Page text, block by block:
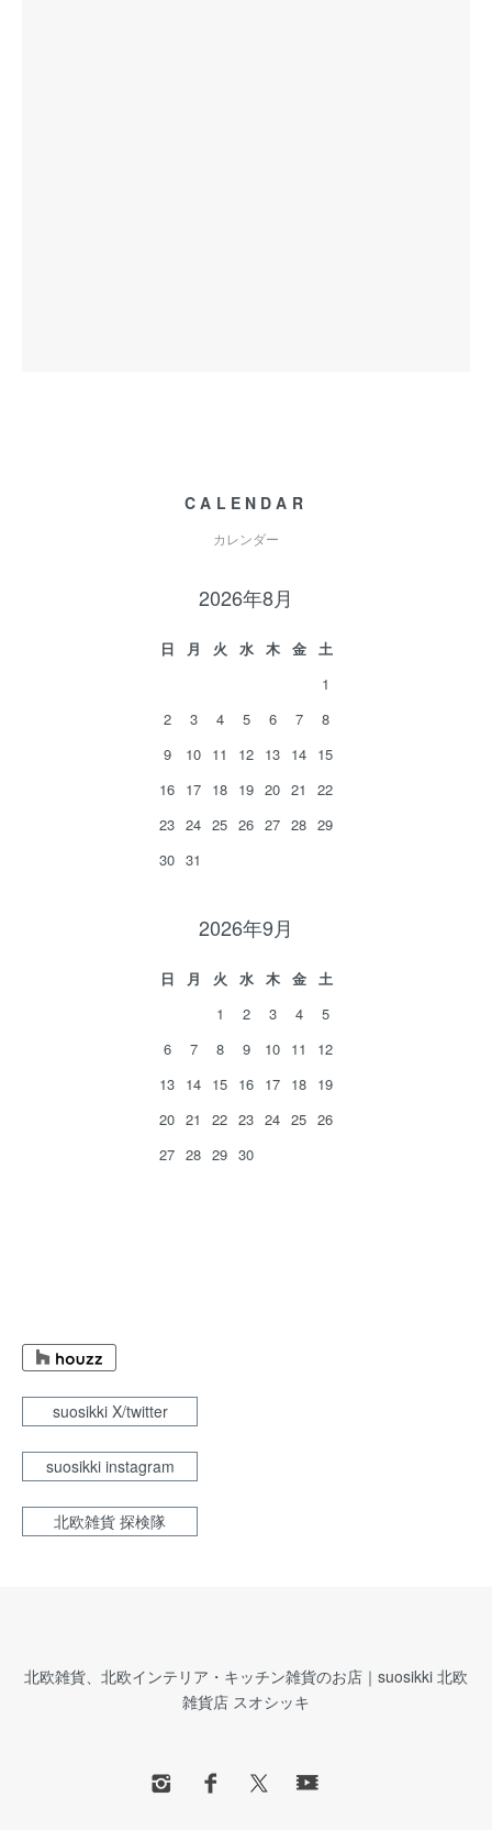
CALENDAR
カレンダー
2026年8月
日 月 火 水 木 金
土
1
2
3 4 5 6 7
8
9
10 11 12 13 14 15
16 17 18 19 20 21
22
23 24 25 26 27 28 29
30 31
2026年9月
日 月 火 水 木 金
土
1
2 3 4
5
6
7 8 9 10 11
12
13 14 15 16 17 18 19
20 21 22 23 24 25 26
27 28 29 30
suosikki X/twitter
suosikki instagram
北欧雑貨 探検隊
北欧雑貨、北欧インテリア・キッチン雑貨のお店｜suosikki 北欧
雑貨店 スオシッキ